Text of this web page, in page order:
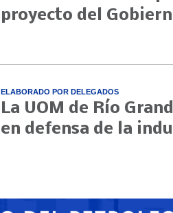
proyecto del
ELABORADO POR DELEGADOS
La UOM de Río
en defensa de la